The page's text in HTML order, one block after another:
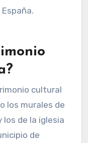
Otro
Javier Calleja,
muestra una
encantadora.
de la
por sus
en Valencia,
por su